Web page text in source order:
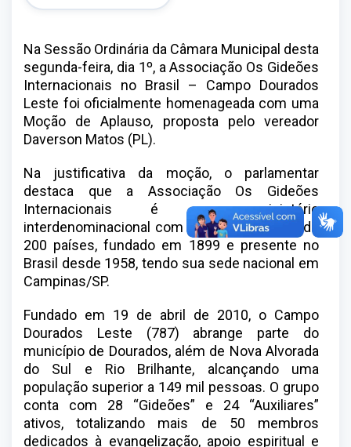
Na Sessão Ordinária da Câmara Municipal desta
segunda-feira, dia 1º, a Associação Os Gideões
Internacionais no Brasil – Campo Dourados
Leste foi oficialmente homenageada com uma
Moção de Aplauso, proposta pelo vereador
Daverson Matos (PL).
Na justificativa da moção, o parlamentar
destaca que a Associação Os Gideões
Internacionais é um ministério
interdenominacional com atuação em mais de
200 países, fundado em 1899 e presente no
Brasil desde 1958, tendo sua sede nacional em
Campinas/SP.
Fundado em 19 de abril de 2010, o Campo
Dourados Leste (787) abrange parte do
município de Dourados, além de Nova Alvorada
do Sul e Rio Brilhante, alcançando uma
população superior a 149 mil pessoas. O grupo
conta com 28 “Gideões” e 24 “Auxiliares”
ativos, totalizando mais de 50 membros
dedicados à evangelização, apoio espiritual e